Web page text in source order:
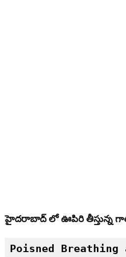
హైదరాబాద్ లో ఊపిరి తీస్తున్న
Poisned